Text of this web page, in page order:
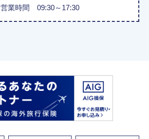
営業時間 09:30～17:30